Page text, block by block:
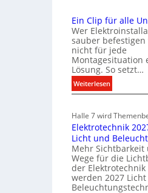
l
l
t
i
i
t
k
o
m
m
u
n
i
a
t
o
n
m
i
Ein Clip für alle
Wer
sauber
nicht für jede
Montagesituation
Lösung. So setzt…
Weiterlesen:
E
n
C
i
p
f
ü
Halle 7 wird
Elektrotechnik
Licht und
Mehr Sichtbarkeit
Wege für die
der
werden 2027